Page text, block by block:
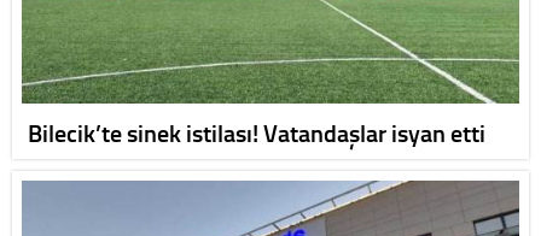
Bilecik’te sinek istilası! Vatandaşlar isyan etti